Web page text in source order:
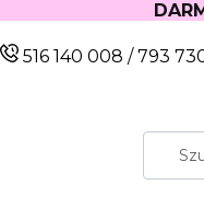
516 140 008 /793